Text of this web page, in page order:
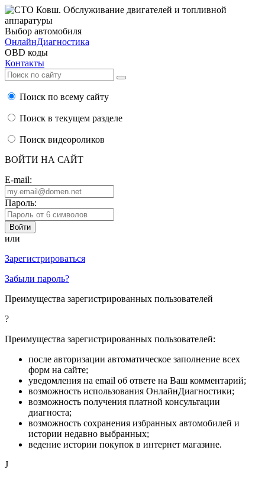
Выбор автомобиля
ОнлайнДиагностика
OBD коды
Контакты
Поиск по всему сайту
Поиск в текущем разделе
Поиск видеороликов
ВОЙТИ НА САЙТ
E-mail:
Пароль:
или
Зарегистрироваться
Забыли пароль?
Преимущества зарегистрированных пользователей
?
Преимущества зарегистрированных пользователей:
после авторизации автоматическое заполнение всех
форм на сайте;
уведомления на email об ответе на Ваш комментарий;
возможность использования ОнлайнДиагностики;
возможность получения платной консультации
диагноста;
возможность сохранения избранных автомобилей и
истории недавно выбранных;
ведение истории покупок в интернет магазине.
J